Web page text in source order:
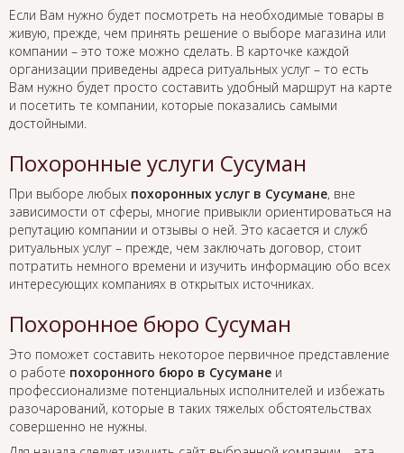
Если Вам нужно будет посмотреть на необходимые товары в
живую, прежде, чем принять решение о выборе магазина или
компании – это тоже можно сделать. В карточке каждой
организации приведены адреса ритуальных услуг – то есть
Вам нужно будет просто составить удобный маршрут на карте
и посетить те компании, которые показались самыми
достойными.
Похоронные услуги Сусуман
При выборе любых похоронных услуг в Сусумане, вне
зависимости от сферы, многие привыкли ориентироваться на
репутацию компании и отзывы о ней. Это касается и служб
ритуальных услуг – прежде, чем заключать договор, стоит
потратить немного времени и изучить информацию обо всех
интересующих компаниях в открытых источниках.
Похоронное бюро Сусуман
Это поможет составить некоторое первичное представление
о работе похоронного бюро в Сусумане и
профессионализме потенциальных исполнителей и избежать
разочарований, которые в таких тяжелых обстоятельствах
совершенно не нужны.